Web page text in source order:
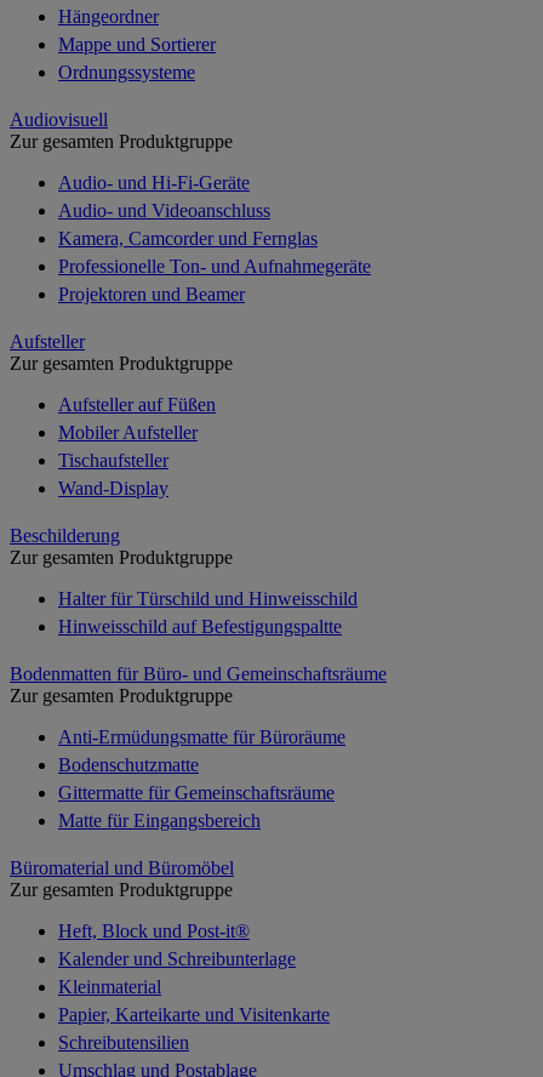
Hängeordner
Mappe und Sortierer
Ordnungssysteme
Audiovisuell
Zur gesamten Produktgruppe
Audio- und Hi-Fi-Geräte
Audio- und Videoanschluss
Kamera, Camcorder und Fernglas
Professionelle Ton- und Aufnahmegeräte
Projektoren und Beamer
Aufsteller
Zur gesamten Produktgruppe
Aufsteller auf Füßen
Mobiler Aufsteller
Tischaufsteller
Wand-Display
Beschilderung
Zur gesamten Produktgruppe
Halter für Türschild und Hinweisschild
Hinweisschild auf Befestigungspaltte
Bodenmatten für Büro- und Gemeinschaftsräume
Zur gesamten Produktgruppe
Anti-Ermüdungsmatte für Büroräume
Bodenschutzmatte
Gittermatte für Gemeinschaftsräume
Matte für Eingangsbereich
Büromaterial und Büromöbel
Zur gesamten Produktgruppe
Heft, Block und Post-it®
Kalender und Schreibunterlage
Kleinmaterial
Papier, Karteikarte und Visitenkarte
Schreibutensilien
Umschlag und Postablage